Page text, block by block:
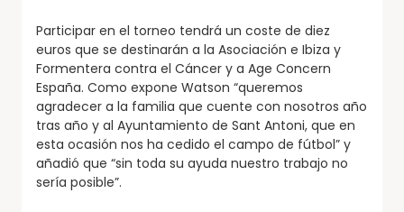
Participar en el torneo tendrá un coste de diez
euros que se destinarán a la Asociación e Ibiza y
Formentera contra el Cáncer y a Age Concern
España. Como expone Watson “queremos
agradecer a la familia que cuente con nosotros año
tras año y al Ayuntamiento de Sant Antoni, que en
esta ocasión nos ha cedido el campo de fútbol” y
añadió que “sin toda su ayuda nuestro trabajo no
sería posible”.